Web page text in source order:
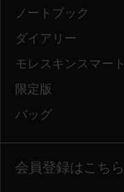
ノートブック
ダイアリー
モレスキンスマート
限定版
バッグ
会員登録はこちら